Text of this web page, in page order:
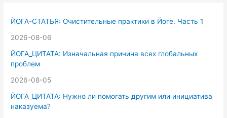
к
ЙОГА-СТАТЬЯ: Очистительные практики в Йоге. Часть 1
2026-08-06
ЙОГА_ЦИТАТА: Изначальная причина всех глобальных
проблем
2026-08-05
ЙОГА_ЦИТАТА: Нужно ли помогать другим или инициатива
наказуема?